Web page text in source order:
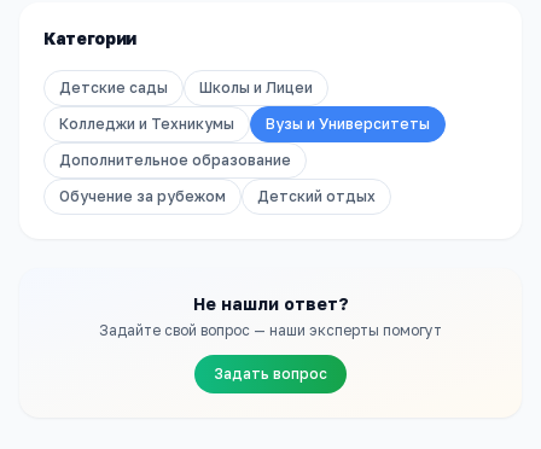
Категории
Детские сады
Школы и Лицеи
Колледжи и Техникумы
Вузы и Университеты
Дополнительное образование
Обучение за рубежом
Детский отдых
Не нашли ответ?
Задайте свой вопрос — наши эксперты помогут
Задать вопрос